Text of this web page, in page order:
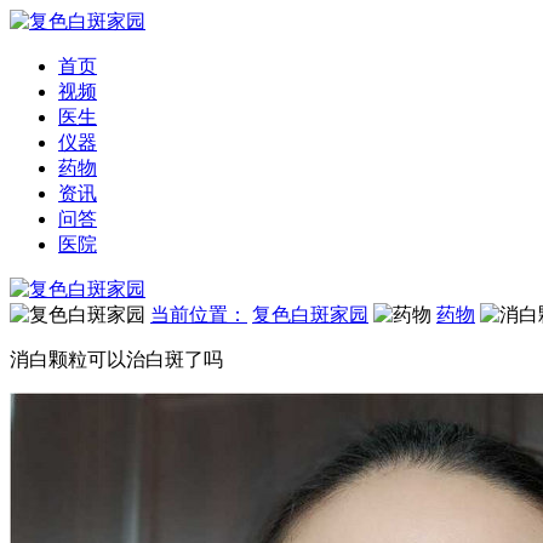
首页
视频
医生
仪器
药物
资讯
问答
医院
当前位置： 复色白斑家园 药物
消白颗粒可以治白斑了吗